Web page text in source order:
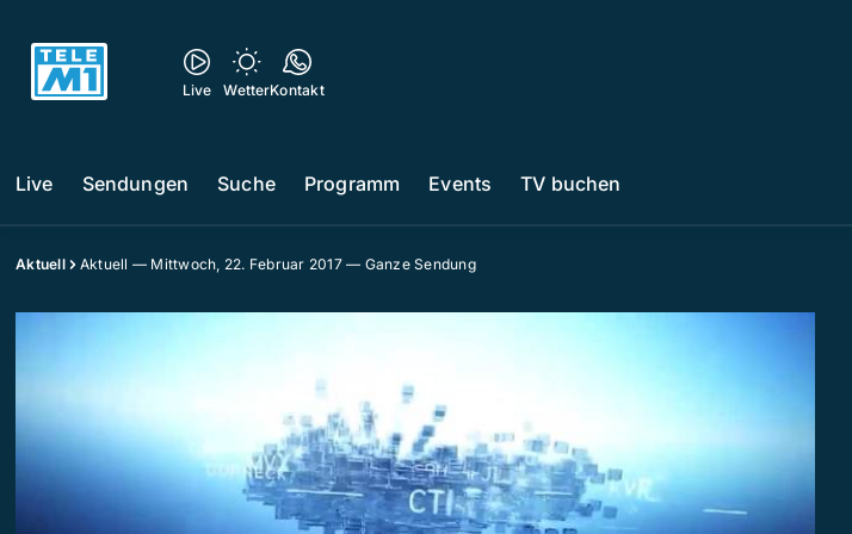
Live WetterKontakt
Live Sendungen Suche Programm Events TV buchen
Aktuell Aktuell — Mittwoch, 22. Februar 2017 — Ganze Sendung